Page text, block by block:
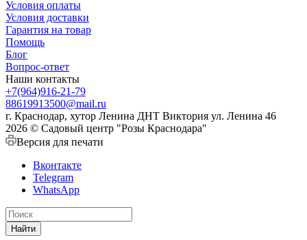
Условия оплаты
Условия доставки
Гарантия на товар
Помощь
Блог
Вопрос-ответ
Наши контакты
+7(964)916-21-79
88619913500@mail.ru
г. Краснодар, хутор Ленина ДНТ Виктория ул. Ленина 46
2026 © Садовый центр "Розы Краснодара"
Версия для печати
Вконтакте
Telegram
WhatsApp
Найти